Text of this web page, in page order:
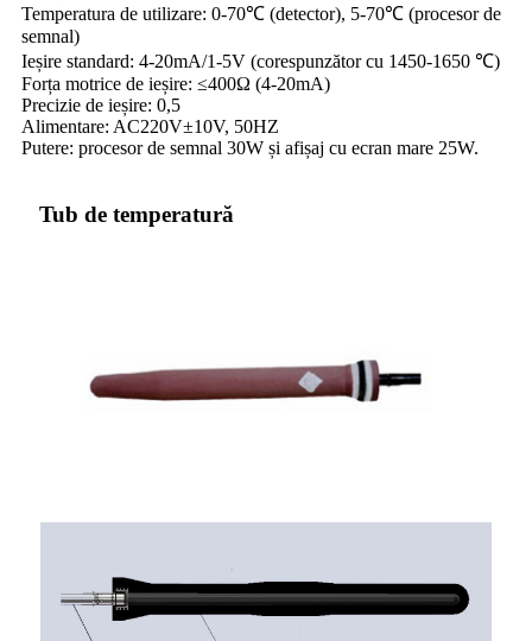
Temperatura de utilizare: 0-70℃ (detector), 5-70℃ (procesor de
semnal)
Ieșire standard: 4-20mA/1-5V (corespunzător cu 1450-1650 ℃)
Forța motrice de ieșire: ≤400Ω (4-20mA)
Precizie de ieșire: 0,5
Alimentare: AC220V±10V, 50HZ
Putere: procesor de semnal 30W și afișaj cu ecran mare 25W.
Tub de temperatură